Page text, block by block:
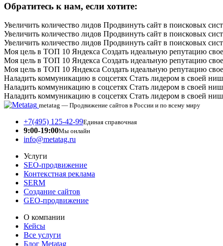
Обратитесь к нам, если хотите:
Увеличить количество лидов Продвинуть сайт в поисковых
Увеличить количество лидов Продвинуть сайт в поисковых
Увеличить количество лидов Продвинуть сайт в поисковых
Моя цель в ТОП 10 Яндекса Создать идеальную репутацию
Моя цель в ТОП 10 Яндекса Создать идеальную репутацию
Моя цель в ТОП 10 Яндекса Создать идеальную репутацию
Наладить коммуникацию в соцсетях Стать лидером в своей
Наладить коммуникацию в соцсетях Стать лидером в своей
Наладить коммуникацию в соцсетях Стать лидером в своей
metatag — Продвижение сайтов в России и по всему миру
+7(495) 125-42-99Единая справочная
9:00-19:00Мы онлайн
info@metatag.ru
Услуги
SEO-продвижение
Контекстная реклама
SERM
Создание сайтов
GEO-продвижение
О компании
Кейсы
Все услуги
Блог Metatag